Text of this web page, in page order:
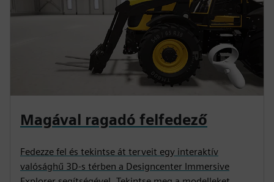
Magával ragadó felfedező
Fedezze fel és tekintse át terveit egy interaktív
valósághű 3D-s térben a Designcenter Immersive